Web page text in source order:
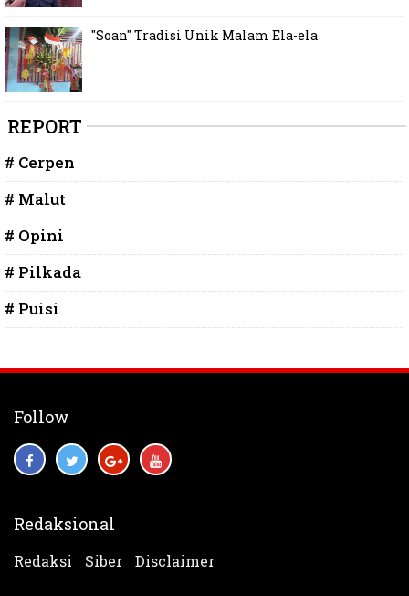
"Soan" Tradisi Unik Malam Ela-ela
REPORT
# Cerpen
# Malut
# Opini
# Pilkada
# Puisi
Follow
Redaksional
Redaksi Siber Disclaimer